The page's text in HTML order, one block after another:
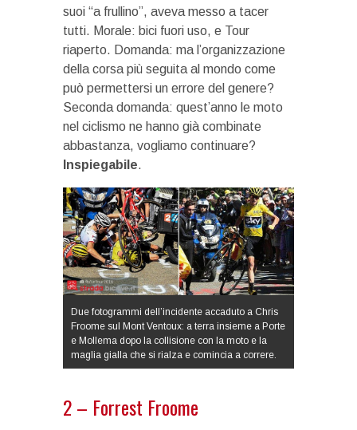
suoi “a frullino”, aveva messo a tacer
tutti. Morale: bici fuori uso, e Tour
riaperto. Domanda: ma l’organizzazione
della corsa più seguita al mondo come
può permettersi un errore del genere?
Seconda domanda: quest’anno le moto
nel ciclismo ne hanno già combinate
abbastanza, vogliamo continuare?
Inspiegabile.
Due fotogrammi dell’incidente accaduto a Chris
Froome sul Mont Ventoux: a terra insieme a Porte
e Mollema dopo la collisione con la moto e la
maglia gialla che si rialza e comincia a correre.
2 – Forrest Froome